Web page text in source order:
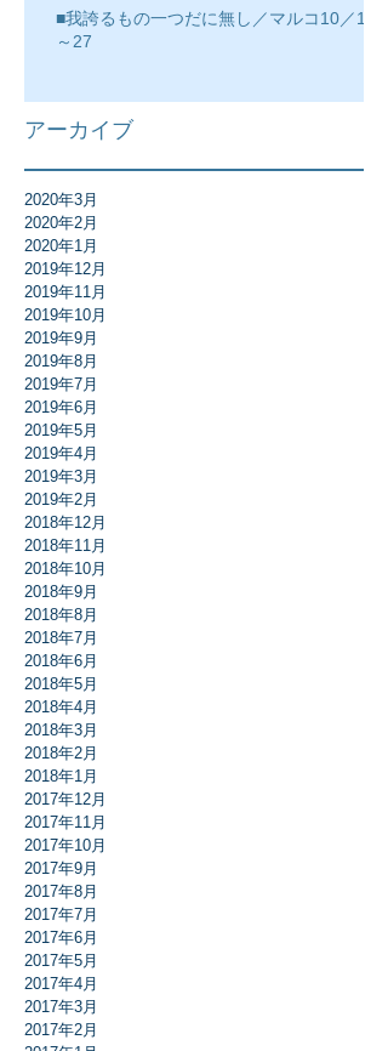
■我誇るもの一つだに無し／マルコ10／17
～27
アーカイブ
2020年3月
2020年2月
2020年1月
2019年12月
2019年11月
2019年10月
2019年9月
2019年8月
2019年7月
2019年6月
2019年5月
2019年4月
2019年3月
2019年2月
2018年12月
2018年11月
2018年10月
2018年9月
2018年8月
2018年7月
2018年6月
2018年5月
2018年4月
2018年3月
2018年2月
2018年1月
2017年12月
2017年11月
2017年10月
2017年9月
2017年8月
2017年7月
2017年6月
2017年5月
2017年4月
2017年3月
2017年2月